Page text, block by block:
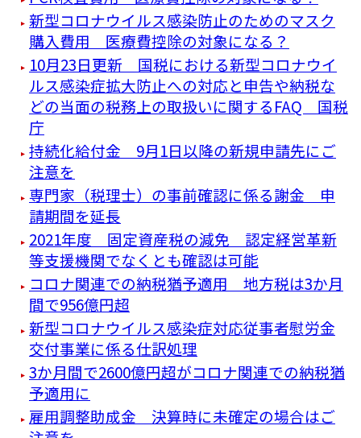
新型コロナウイルス感染防止のためのマスク
購入費用 医療費控除の対象になる？
10月23日更新 国税における新型コロナウイ
ルス感染症拡大防止への対応と申告や納税な
どの当面の税務上の取扱いに関するFAQ 国税
庁
持続化給付金 9月1日以降の新規申請先にご
注意を
専門家（税理士）の事前確認に係る謝金 申
請期間を延長
2021年度 固定資産税の減免 認定経営革新
等支援機関でなくとも確認は可能
コロナ関連での納税猶予適用 地方税は3か月
間で956億円超
新型コロナウイルス感染症対応従事者慰労金
交付事業に係る仕訳処理
3か月間で2600億円超がコロナ関連での納税猶
予適用に
雇用調整助成金 決算時に未確定の場合はご